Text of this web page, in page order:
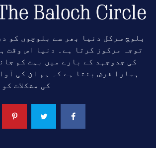
بلوچ سرکل دنیا بھر سے بلوچوں کو
توجہ مرکوز کرتا ہے۔ دنیا اس وقت
کی جدوجہد کے بارے میں بہت کم
ہمارا فرض بنتا ہے کہ ہم ان کی
کی مشکلات